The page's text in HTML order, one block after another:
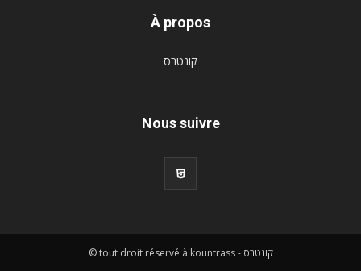
À propos
קונטרס
Nous suivre
© tout droit réservé à kountrass - קונטרס